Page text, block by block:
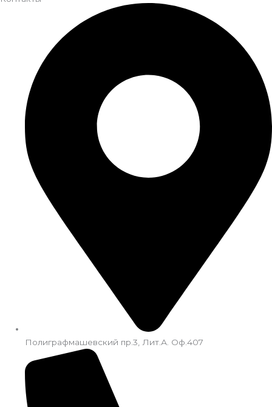
Полиграфмашевский пр.3, Лит.А. Оф.407